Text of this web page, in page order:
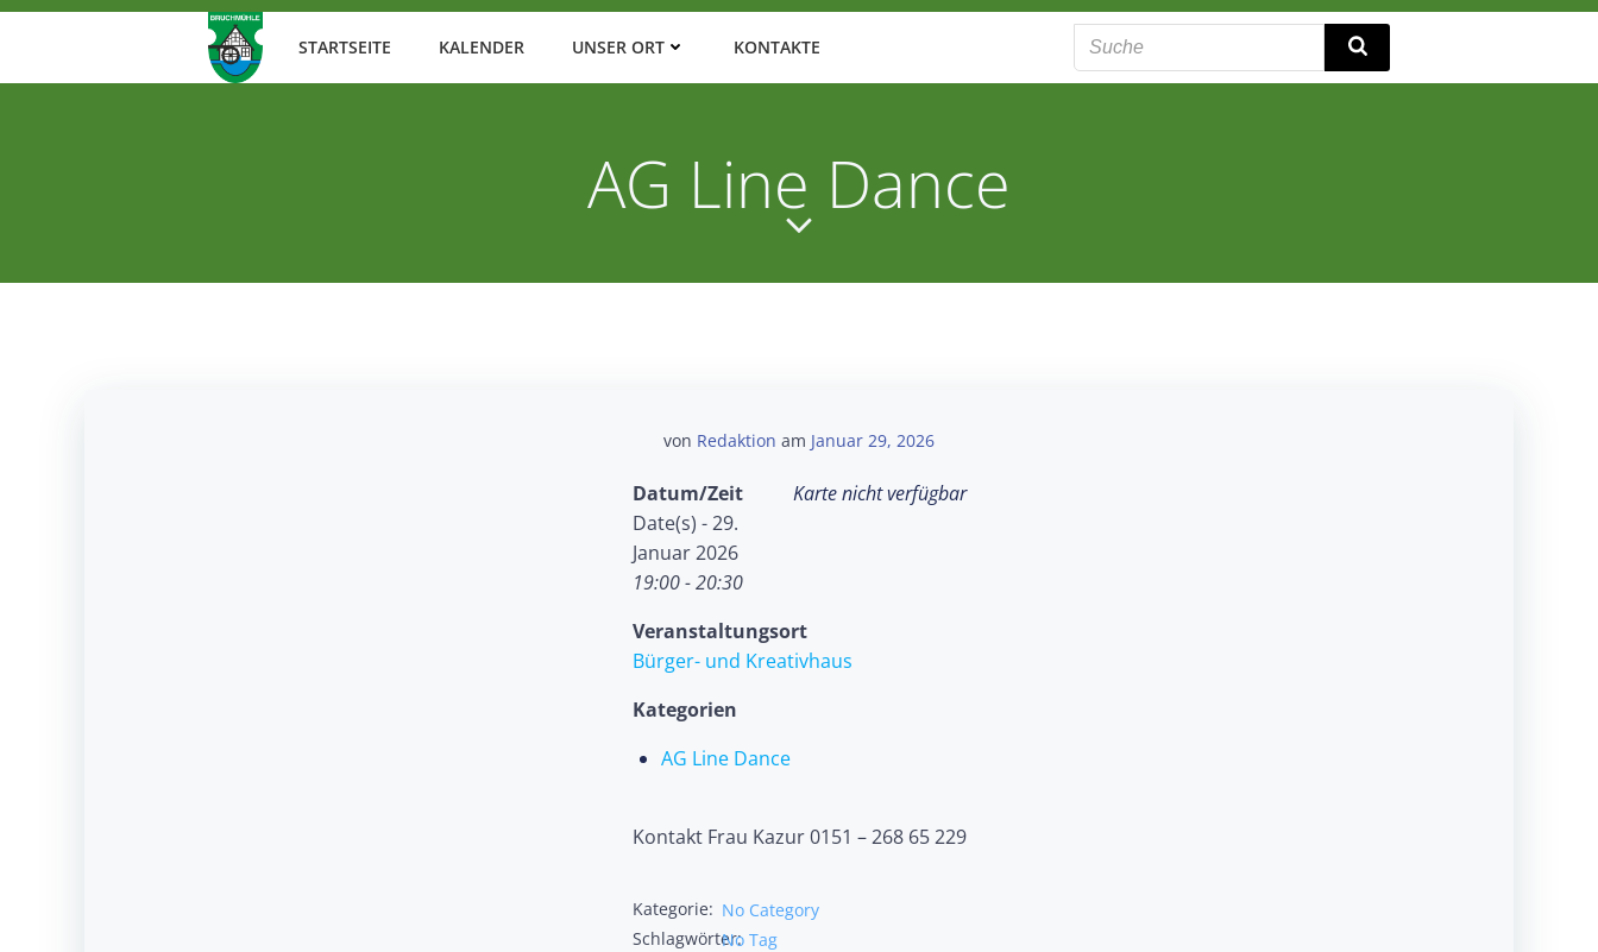
Zum
STARTSEITE KALENDER UNSER ORT KONTAKTE
AG Line Dance
von Redaktion am Januar 29, 2026
Karte nicht verfügbar
Datum/Zeit
Date(s) - 29.
Januar 2026
19:00 - 20:30
Veranstaltungsort
Bürger- und Kreativhaus
Kategorien
AG Line Dance
Kontakt Frau Kazur 0151 – 268 65 229
Kategorie: No Category
Schlagwörter:No Tag